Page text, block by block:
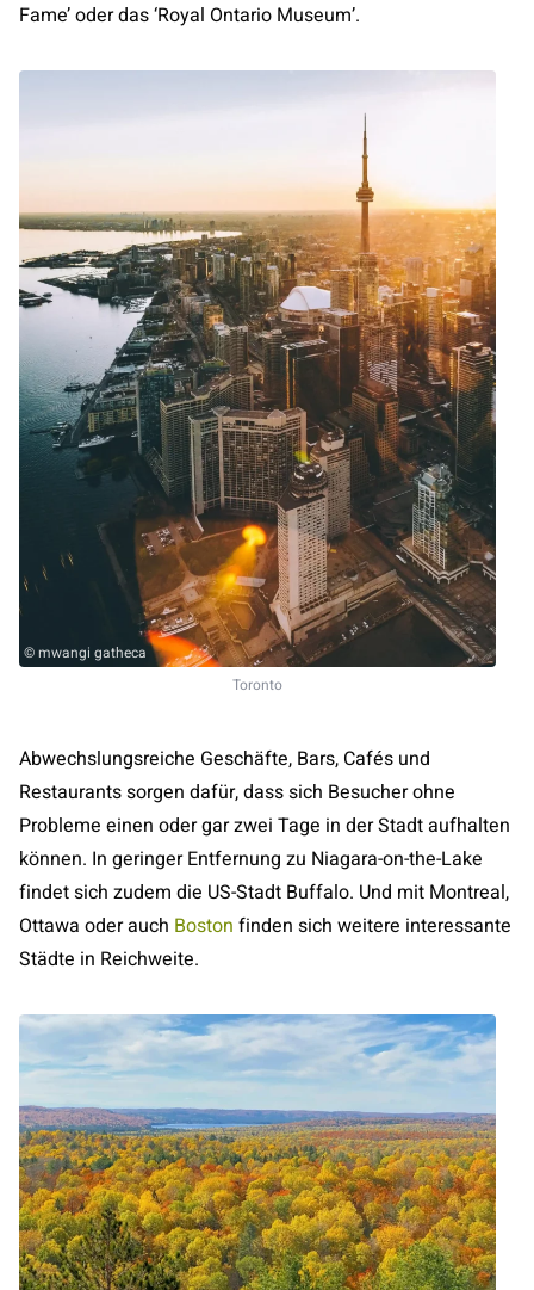
Fame’ oder das ‘Royal Ontario Museum’.
© mwangi gatheca
Toronto
Abwechslungsreiche Geschäfte, Bars, Cafés und
Restaurants sorgen dafür, dass sich Besucher ohne
Probleme einen oder gar zwei Tage in der Stadt aufhalten
können. In geringer Entfernung zu Niagara-on-the-Lake
findet sich zudem die US-Stadt Buffalo. Und mit Montreal,
Ottawa oder auch Boston finden sich weitere interessante
Städte in Reichweite.